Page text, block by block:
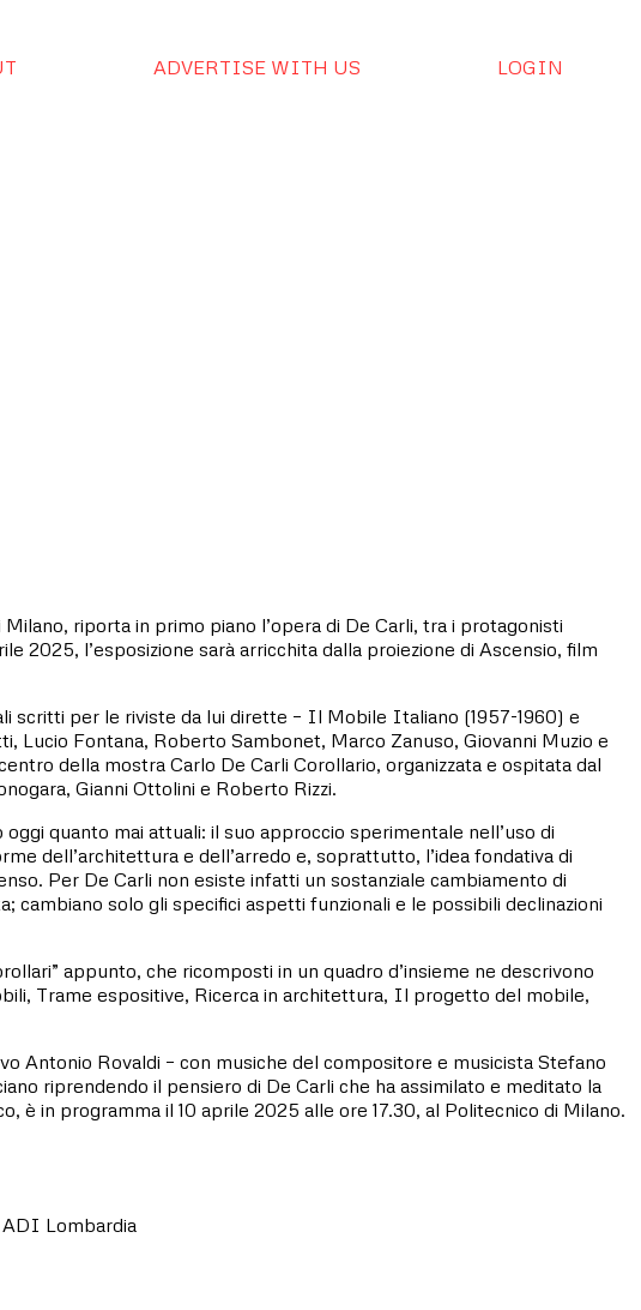
ADVERTISE WITH US LOGIN
riporta in primo piano l’opera di De Carli, tra i protagonisti
2025, l’esposizione sarà arricchita dalla proiezione di Ascensio, film
scritti per le riviste da lui dirette – Il Mobile Italiano (1957-1960) e
Lucio Fontana, Roberto Sambonet, Marco Zanuso, Giovanni Muzio e
della mostra Carlo De Carli Corollario, organizzata e ospitata dal
Gianni Ottolini e Roberto Rizzi.
quanto mai attuali: il suo approccio sperimentale nell’uso di
dell’architettura e dell’arredo e, soprattutto, l’idea fondativa di
Per De Carli non esiste infatti un sostanziale cambiamento di
cambiano solo gli specifici aspetti funzionali e le possibili declinazioni
appunto, che ricomposti in un quadro d’insieme ne descrivono
Trame espositive, Ricerca in architettura, Il progetto del mobile,
Antonio Rovaldi – con musiche del compositore e musicista Stefano
riprendendo il pensiero di De Carli che ha assimilato e meditato la
in programma il 10 aprile 2025 alle ore 17.30, al Politecnico di Milano.
ADI Lombardia